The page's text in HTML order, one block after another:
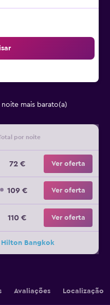
mais barato(a)
por noite
72 € Ver oferta
109 € Ver oferta
110 € Ver oferta
Hilton Bangkok
Avaliações Localização